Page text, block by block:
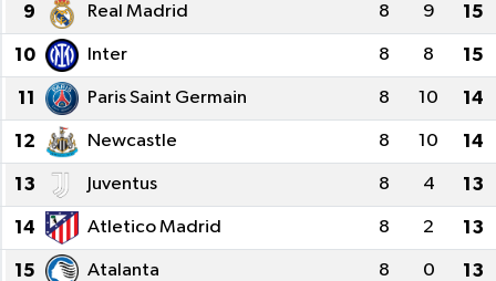
9 Real Madrid 8 9 15
10 Inter 8 8 15
11 Paris Saint Germain 8 10 14
12 Newcastle 8 10 14
13 Juventus 8 4 13
14 Atletico Madrid 8 2 13
15 Atalanta 8 0 13